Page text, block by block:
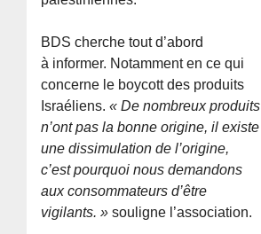
BDS cherche tout d’abord
à informer. Notamment en ce qui
concerne le boycott des produits
Israéliens.« De nombreux produits
n’ont pas la bonne origine, il existe
une dissimulation de l’origine,
c’est pourquoi nous demandons
aux consommateurs d’être
vigilants. » souligne l’association.